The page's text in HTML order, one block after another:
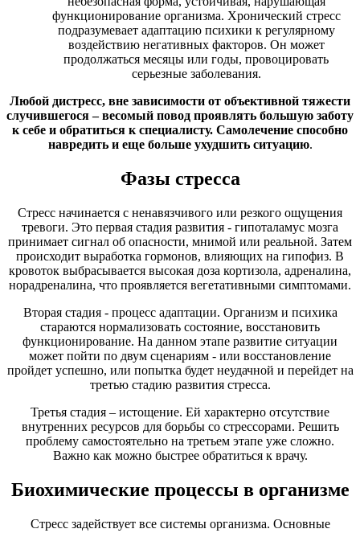
функционирование организма. Хронический стресс
подразумевает адаптацию психики к регулярному
воздействию негативных факторов. Он может
продолжаться месяцы или годы, провоцировать
серьезные заболевания.
Любой дистресс, вне зависимости от объективной тяжести
случившегося – весомый повод проявлять большую заботу
к себе и обратиться к специалисту. Самолечение способно
навредить и еще больше ухудшить ситуацию.
Фазы стресса
Стресс начинается с ненавязчивого или резкого ощущения
тревоги. Это первая стадия развития - гипоталамус мозга
принимает сигнал об опасности, мнимой или реальной. Затем
происходит выработка гормонов, влияющих на гипофиз. В
кровоток выбрасывается высокая доза кортизола, адреналина,
норадреналина, что проявляется вегетативными симптомами.
Вторая стадия - процесс адаптации. Организм и психика
стараются нормализовать состояние, восстановить
функционирование. На данном этапе развитие ситуации
может пойти по двум сценариям - или восстановление
пройдет успешно, или попытка будет неудачной и перейдет на
третью стадию развития стресса.
Третья стадия – истощение. Ей характерно отсутствие
внутренних ресурсов для борьбы со стрессорами. Решить
проблему самостоятельно на третьем этапе уже сложно.
Важно как можно быстрее обратиться к врачу.
Биохимические процессы в организме
Стресс задействует все системы организма. Основные